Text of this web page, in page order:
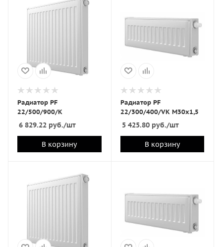
Радиатор PF
22/500/900/K
6 829.22 руб./шт
В корзину
Радиатор PF
22/300/400/VK M30x1,5
5 425.80руб./шт
В корзину